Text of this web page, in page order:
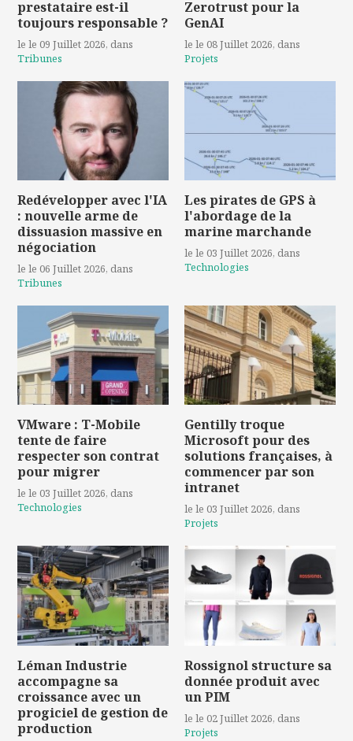
prestataire est-il
toujours responsable ?
le le 09 Juillet 2026, dans
Tribunes
Zerotrust pour la
GenAI
le le 08 Juillet 2026, dans
Projets
Redévelopper avec l'IA
: nouvelle arme de
dissuasion massive en
négociation
le le 06 Juillet 2026, dans
Tribunes
Les pirates de GPS à
l'abordage de la
marine marchande
le le 03 Juillet 2026, dans
Technologies
VMware : T-Mobile
tente de faire
respecter son contrat
pour migrer
le le 03 Juillet 2026, dans
Technologies
Gentilly troque
Microsoft pour des
solutions françaises, à
commencer par son
intranet
le le 03 Juillet 2026, dans
Projets
Léman Industrie
accompagne sa
croissance avec un
progiciel de gestion de
production
Rossignol structure sa
donnée produit avec
un PIM
le le 02 Juillet 2026, dans
Projets